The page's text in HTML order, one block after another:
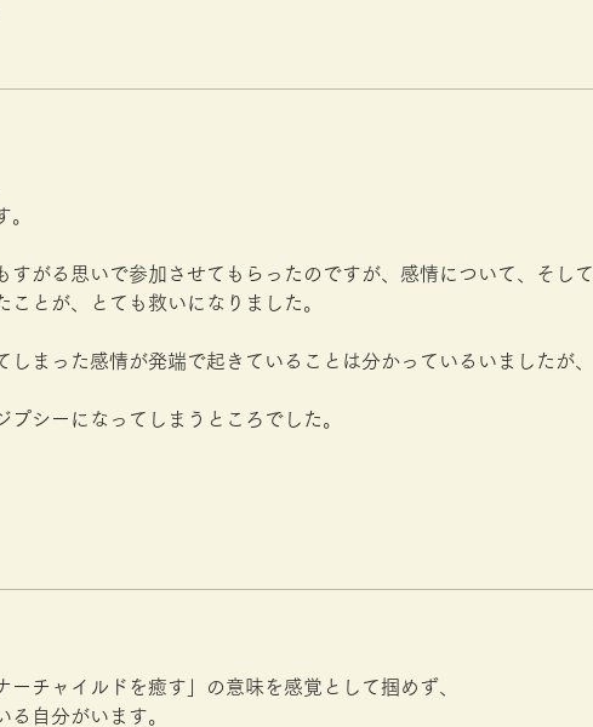
がる思いで参加させてもらったのですが、感情について、そして
とが、とても救いになりました。
まった感情が発端で起きていることは分かっているいましたが、
シーになってしまうところでした。
チャイルドを癒す」の意味を感覚として掴めず、
自分がいます。